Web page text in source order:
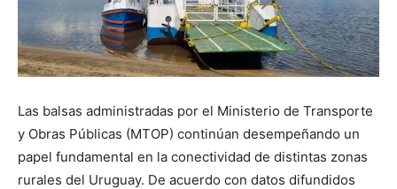
Las balsas administradas por el Ministerio de Transporte
y Obras Públicas (MTOP) continúan desempeñando un
papel fundamental en la conectividad de distintas zonas
rurales del Uruguay. De acuerdo con datos difundidos